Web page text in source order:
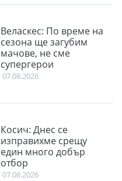
Веласкес: По време на
сезона ще загубим
мачове, не сме
супергерои
07.08.2026
Косич: Днес се
изправихме срещу
един много добър
отбор
07.08.2026